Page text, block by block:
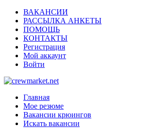
ВАКАНСИИ
РАССЫЛКА АНКЕТЫ
ПОМОЩЬ
КОНТАКТЫ
Регистрация
Мой аккаунт
Войти
Главная
Мое резюме
Вакансии крюингов
Искать вакансии